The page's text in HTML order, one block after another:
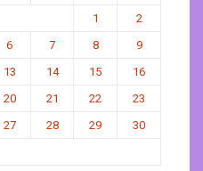
1
2
6 7 8
9
13 14 15
16
20 21 22
23
27 28 29
30